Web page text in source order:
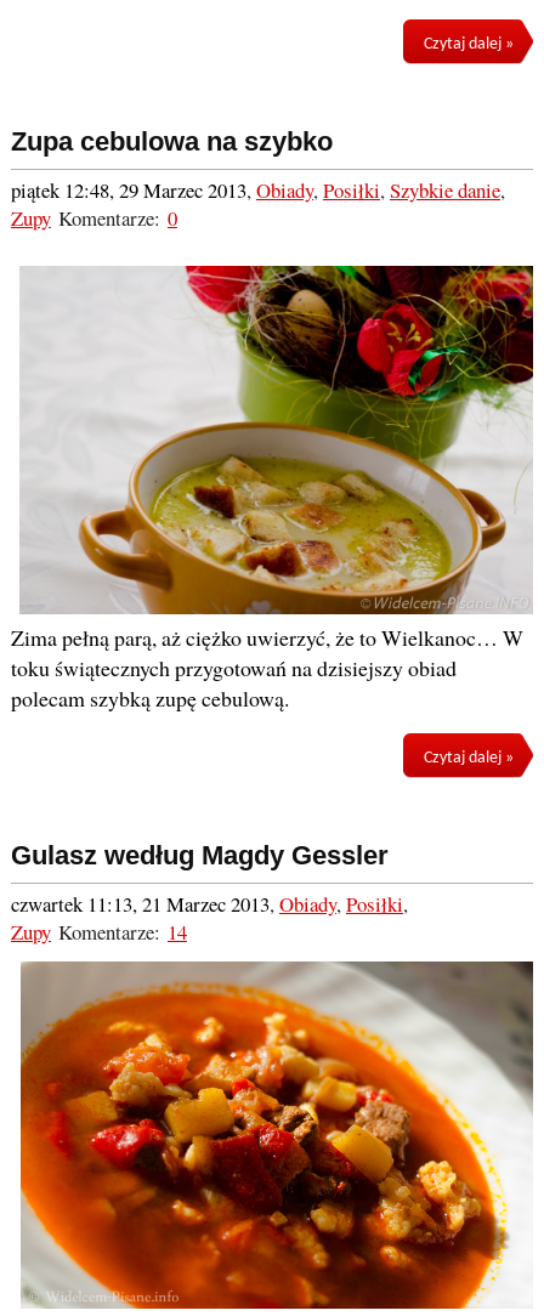
Czytaj dalej »
Zupa cebulowa na szybko
piątek 12:48, 29 Marzec 2013,Obiady,Posiłki,Szybkie danie,
ZupyKomentarze: 0
Zima pełną parą, aż ciężko uwierzyć, że to Wielkanoc… W
toku świątecznych przygotowań na dzisiejszy obiad
polecam szybką zupę cebulową.
Czytaj dalej »
Gulasz według Magdy Gessler
czwartek 11:13, 21 Marzec 2013, Obiady, Posiłki,
ZupyKomentarze: 14